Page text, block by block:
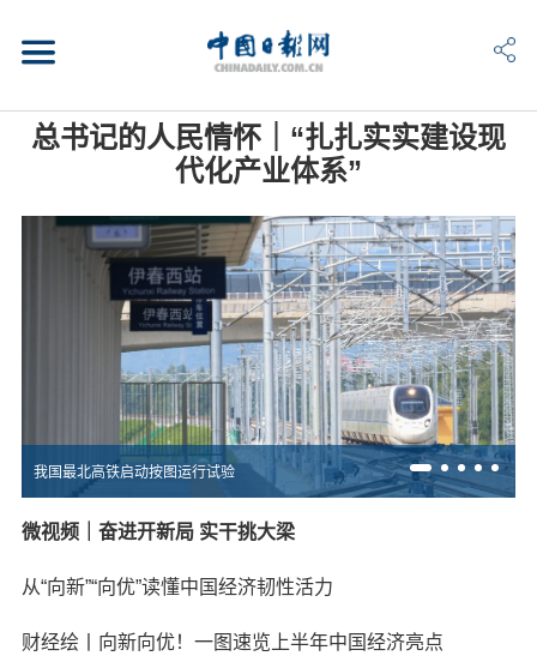
总书记的人民情怀｜“扎扎实实建设现
代化产业体系”
我国最北高铁启动按图运行试验
微视频｜奋进开新局 实干挑大梁
从“向新”“向优”读懂中国经济韧性活力
财经绘丨向新向优！一图速览上半年中国经济亮点